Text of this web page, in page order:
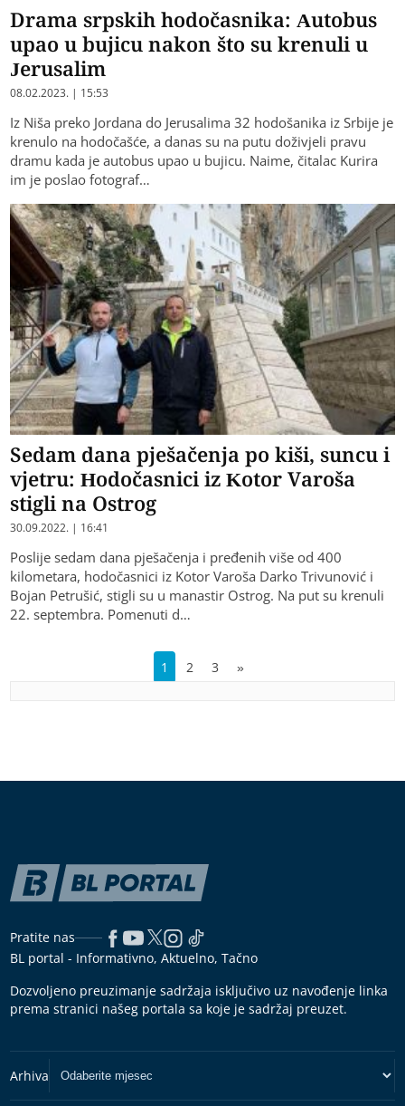
Drama srpskih hodočasnika: Autobus
upao u bujicu nakon što su krenuli u
Jerusalim
08.02.2023. | 15:53
Iz Niša preko Jordana do Jerusalima 32 hodošanika iz Srbije je
krenulo na hodočašće, a danas su na putu doživjeli pravu
dramu kada je autobus upao u bujicu. Naime, čitalac Kurira
im je poslao fotograf…
Sedam dana pješačenja po kiši, suncu i
vjetru: Hodočasnici iz Kotor Varoša
stigli na Ostrog
30.09.2022. | 16:41
Poslije sedam dana pješačenja i pređenih više od 400
kilometara, hodočasnici iz Kotor Varoša Darko Trivunović i
Bojan Petrušić, stigli su u manastir Ostrog. Na put su krenuli
22. septembra. Pomenuti d…
1 2 3 »
Pratite nas
BL portal - Informativno, Aktuelno, Tačno
Dozvoljeno preuzimanje sadržaja isključivo uz navođenje linka
prema stranici našeg portala sa koje je sadržaj preuzet.